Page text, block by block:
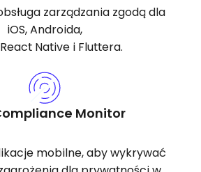
zarządzania zgodą dla
iOS, Androida,
Native i Fluttera.
Monitor
mobilne, aby wykrywać